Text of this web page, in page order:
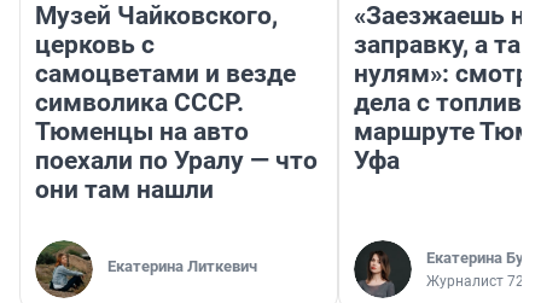
Музей Чайковского,
церковь с
самоцветами и везде
символика СССР.
Тюменцы на авто
поехали по Уралу — что
они там нашли
Екатерина Литкевич
«Заезжаешь на
заправку, а
нулям»:
дела с
маршруте
Уфа
Екатерина
Журналист